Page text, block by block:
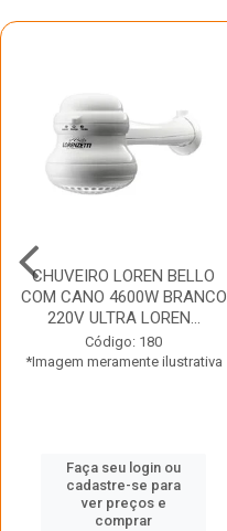
CHUVEIRO LOREN BELLO
COM CANO 4600W BRANCO
220V ULTRA LOREN...
Código: 180
*Imagem meramente ilustrativa
Faça seu login ou
cadastre-se para
ver preços e
comprar